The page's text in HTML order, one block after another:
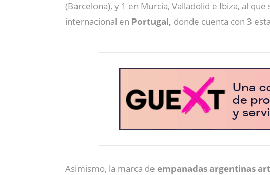
(Barcelona), y 1 en Murcia, Valladolid e Ibiza, al
internacional en Portugal, donde cuenta con 3
Asimismo, la marca de empanadas argentinas